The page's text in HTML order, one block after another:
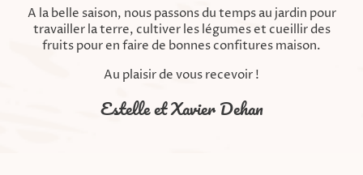
A la belle saison, nous passons du temps au jardin pour
travailler la terre, cultiver les légumes et cueillir des
fruits pour en faire de bonnes confitures maison.
Au plaisir de vous recevoir !
Estelle et Xavier Dehan